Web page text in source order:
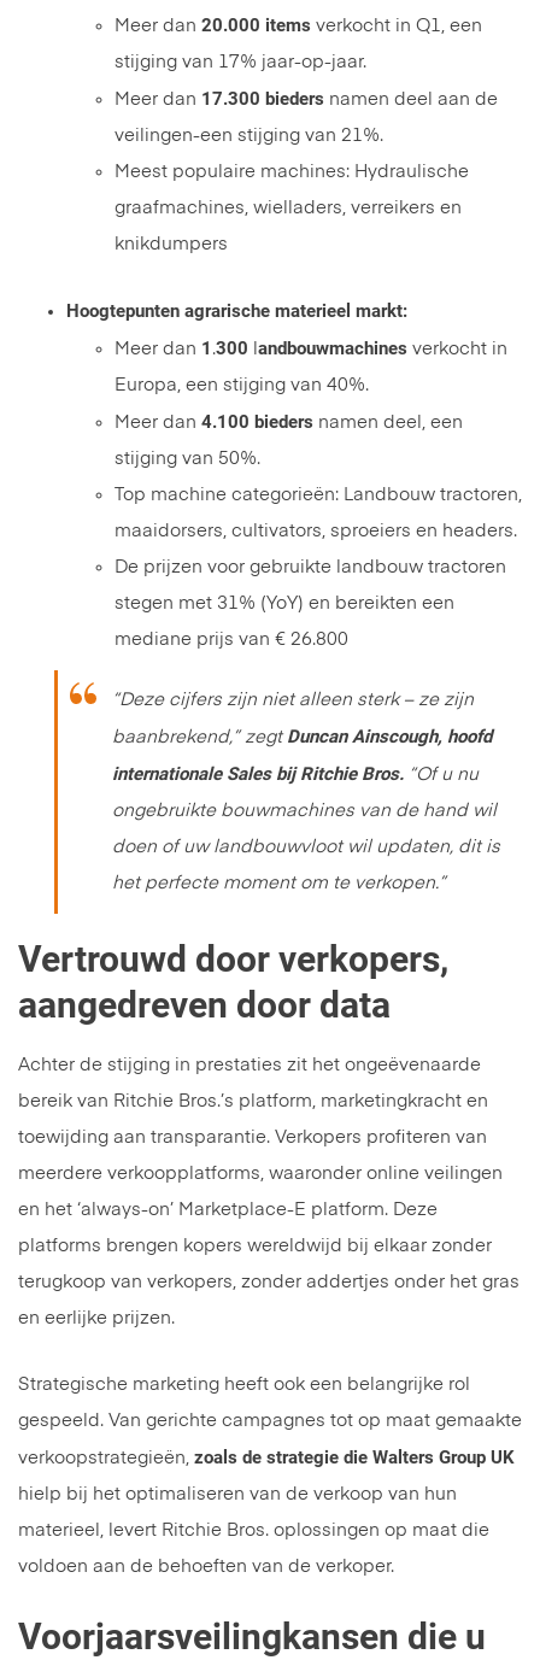
Meer dan 20.000 items verkocht in Q1, een
stijging van 17% jaar-op-jaar.
Meer dan 17.300 bieders namen deel aan de
veilingen-een stijging van 21%.
Meest populaire machines: Hydraulische
graafmachines, wielladers, verreikers en
knikdumpers
Hoogtepunten agrarische materieel markt:
Meer dan 1 .300 andbouwmachines verkocht in
Europa, een stijging van 40%.
Meer dan 4.100 bieders namen deel, een
stijging van 50%.
Top machine categorieën: Landbouw tractoren,
maaidorsers, cultivators, sproeiers en headers.
De prijzen voor gebruikte landbouw tractoren
stegen met 31% (YoY) en bereikten een
mediane prijs van € 26.800
“Deze cijfers zijn niet alleen sterk – ze zijn
baanbrekend,”zegt Duncan Ainscough, hoofd
internationale Sales bij Ritchie Bros. “Of u nu
ongebruikte bouwmachines van de hand wil
doen of uw landbouwvloot wil updaten, dit is
het perfecte moment om te verkopen.”
Vertrouwd door verkopers,
aangedreven door data
Achter de stijging in prestaties zit het ongeëvenaarde
bereik van Ritchie Bros.’s platform, marketingkracht en
toewijding aan transparantie. Verkopers profiteren van
meerdere verkoopplatforms, waaronder online veilingen
en het ‘always-on’ Marketplace-E platform. Deze
platforms brengen kopers wereldwijd bij elkaar zonder
terugkoop van verkopers, zonder addertjes onder het gras
en eerlijke prijzen.
Strategische marketing heeft ook een belangrijke rol
gespeeld. Van gerichte campagnes tot op maat gemaakte
verkoopstrategieën, zoals de strategie die Walters Group UK
hielp bij het optimaliseren van de verkoop van hun
materieel, levert Ritchie Bros. oplossingen op maat die
voldoen aan de behoeften van de verkoper.
Voorjaarsveilingkansen die u